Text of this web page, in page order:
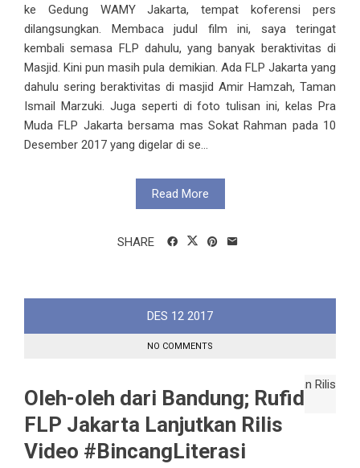
ke Gedung WAMY Jakarta, tempat koferensi pers
dilangsungkan. Membaca judul film ini, saya teringat
kembali semasa FLP dahulu, yang banyak beraktivitas di
Masjid. Kini pun masih pula demikian. Ada FLP Jakarta yang
dahulu sering beraktivitas di masjid Amir Hamzah, Taman
Ismail Marzuki. Juga seperti di foto tulisan ini, kelas Pra
Muda FLP Jakarta bersama mas Sokat Rahman pada 10
Desember 2017 yang digelar di se...
Read More
SHARE
DES 12 2017
NO COMMENTS
Oleh-oleh dari Bandung; Rufid
FLP Jakarta Lanjutkan Rilis
Video #BincangLiterasi